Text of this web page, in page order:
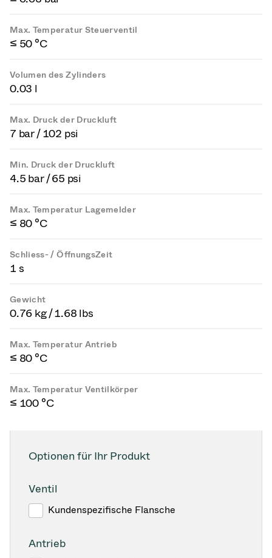
Max. Temperatur Steuerventil
≤ 50 °C
Volumen des Zylinders
0.03 l
Max. Druck der Druckluft
7 bar / 102 psi
Min. Druck der Druckluft
4.5 bar / 65 psi
Max. Temperatur Lagemelder
≤ 80 °C
Schliess- / ÖffnungsZeit
1 s
Gewicht
0.76 kg / 1.68 lbs
Max. Temperatur Antrieb
≤ 80 °C
Max. Temperatur Ventilkörper
≤ 100 °C
Optionen für Ihr Produkt
Ventil
Kundenspezifische Flansche
Antrieb